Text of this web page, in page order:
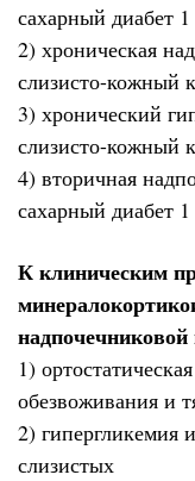
сахарный диабет
2) хроническая
слизисто-кожный
3) хронический
слизисто-кожный
4) вторичная
сахарный диабет
К клиническим
надпочечниковой
1)
обезвоживания и
2) гипергликемия
слизистых